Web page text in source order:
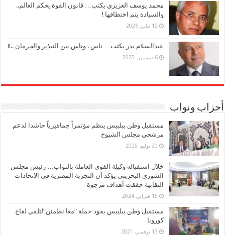
محمد يوسف العزيزي يكتب… قانون القوة يحكم العالم..
والسيادة يتم اختطافها !
12 يناير، 2026
عبدالسلام بدر يكتب… ناس . وناس بين التبذير والحرمان ..!!
6 ديسمبر، 2025
أحزاب ونواب
مستقبل وطن ببلبيس ينظم مؤتمراً جماهيرياً حاشدا لدعم
مرشحي مجلس الشيوخ
30 يوليو، 2025
خلال استقباله وكيلة القوي العاملة بالنواب… رئيس مجلس
الشورى البحريني يؤكد أن التجربة المصرية في الاتحادات
النقابية حققت أهداف مرجوة
15 فبراير، 2024
مستقبل وطن ببلبيس يقود حملة “معا نطمئن”لتلقي لقاح
كورونا
13 نوفمبر، 2021